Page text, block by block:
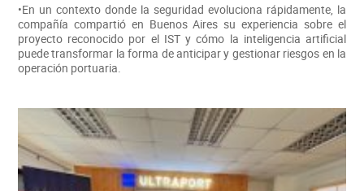
•En un contexto donde la seguridad evoluciona rápidamente, la
compañía compartió en Buenos Aires su experiencia sobre el
proyecto reconocido por el IST y cómo la inteligencia artificial
puede transformar la forma de anticipar y gestionar riesgos en la
operación portuaria.